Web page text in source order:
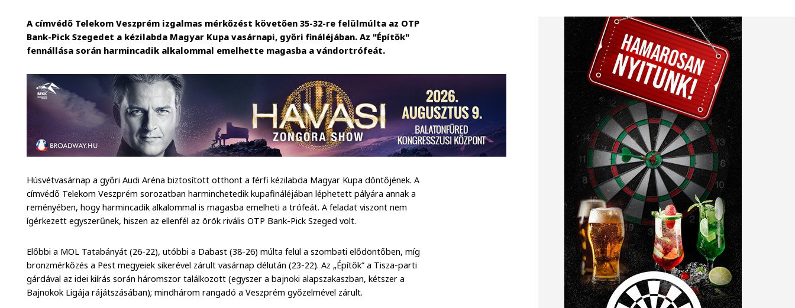
A címvédő Telekom Veszprém izgalmas mérkőzést követően 35-32-re felülmúlta az OTP
Bank-Pick Szegedet a kézilabda Magyar Kupa vasárnapi, győri fináléjában. Az "Építők"
fennállása során harmincadik alkalommal emelhette magasba a vándortrófeát.
Húsvétvasárnap a győri Audi Aréna biztosított otthont a férfi kézilabda Magyar Kupa döntőjének. A
címvédő Telekom Veszprém sorozatban harminchetedik kupafináléjában léphetett pályára annak a
reményében, hogy harmincadik alkalommal is magasba emelheti a trófeát. A feladat viszont nem
ígérkezett egyszerűnek, hiszen az ellenfél az örök rivális OTP Bank-Pick Szeged volt.
Előbbi a MOL Tatabányát (26-22), utóbbi a Dabast (38-26) múlta felül a szombati elődöntőben, míg
bronzmérkőzés a Pest megyeiek sikerével zárult vasárnap délután (23-22). Az „Építők” a Tisza-parti
gárdával az idei kiírás során háromszor találkozott (egyszer a bajnoki alapszakaszban, kétszer a
Bajnokok Ligája rájátszásában); mindhárom rangadó a Veszprém győzelmével zárult.